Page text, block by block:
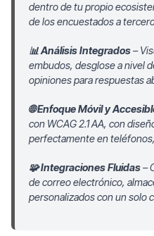
dentro de tu propio
de los encuestados a
📊 Análisis Integrados–
embudos, desglose a nivel
opiniones para respuestas
🌐 Enfoque Móvil y
con WCAG 2.1 AA, con
perfectamente en
🧩 Integraciones Fluidas–
de correo electrónico,
personalizados con un solo